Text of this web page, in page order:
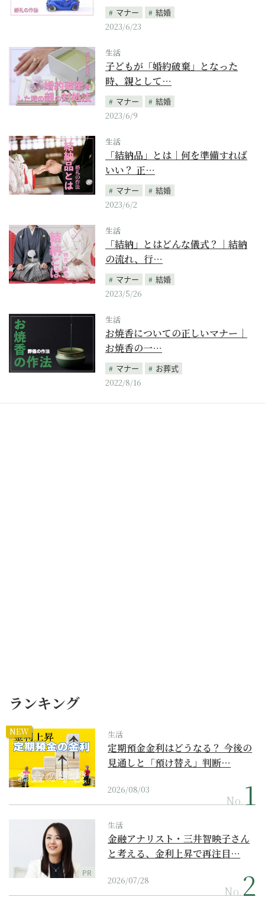
マナー
結婚
2023/6/23
生活
子どもが「婚約破棄」となった
時、親として…
マナー
結婚
2023/6/9
生活
「結納品」とは｜何を準備すれば
いい？ 正…
マナー
結婚
2023/6/2
生活
「結納」とはどんな儀式？｜結納
の流れ、行…
マナー
結婚
2023/5/26
生活
お焼香についての正しいマナー｜
お焼香の一…
マナー
お葬式
2022/8/16
ランキング
NEW 生活
定期預金金利はどうなる？ 今後の
見通しと「預け替え」判断…
2026/08/03
No.
PR
生活
金融アナリスト・三井智映子さん
と考える、金利上昇で再注目…
2026/07/28
No.